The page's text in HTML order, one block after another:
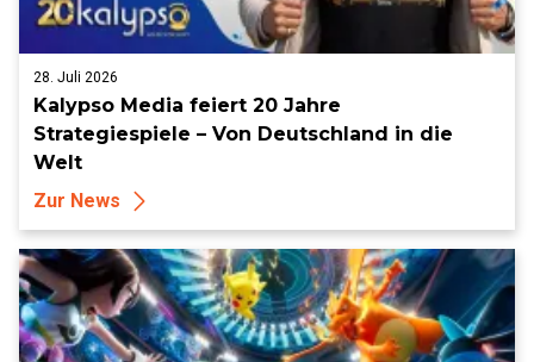
28. Juli 2026
Kalypso Media feiert 20 Jahre
Strategiespiele – Von Deutschland in die
Welt
Zur News